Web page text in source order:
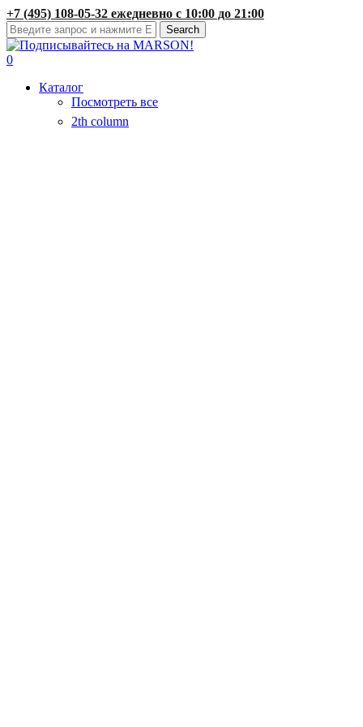
Skip
to
main
content
+7 (495) 108-05-32 ежедневно с 10:00 до 21:00
Search
Close
Search
search
account
0
Каталог
Посмотреть все
2th column